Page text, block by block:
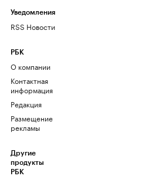
Уведомления
RSS Новости
РБК
О компании
Контактная
информация
Редакция
Размещение
рекламы
Другие
продукты
РБК